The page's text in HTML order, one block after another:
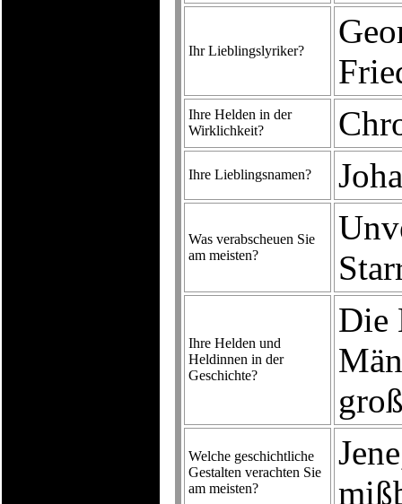
Ihr Lieblingslyriker?
Ihre Helden in der
Wirklichkeit?
Ihre Lieblingsnamen?
Was verabscheuen Sie
am meisten?
Ihre Helden und
Heldinnen in der
Geschichte?
Die
Welche geschichtliche
Gestalten verachten Sie
am meisten?